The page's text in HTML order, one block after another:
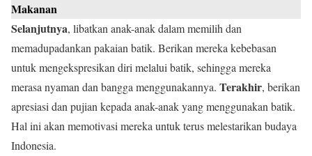
Makanan
Selanjutnya, libatkan anak-anak dalam memilih dan
memadupadankan pakaian batik. Berikan mereka kebebasan
untuk mengekspresikan diri melalui batik, sehingga mereka
merasa nyaman dan bangga menggunakannya. Terakhir, berikan
apresiasi dan pujian kepada anak-anak yang menggunakan batik.
Hal ini akan memotivasi mereka untuk terus melestarikan budaya
Indonesia.